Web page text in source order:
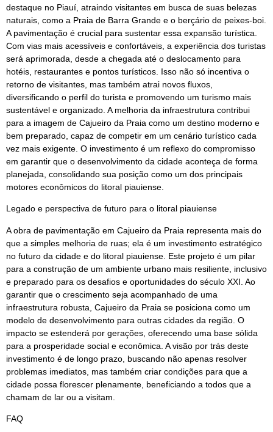
destaque no Piauí, atraindo visitantes em busca de suas belezas
naturais, como a Praia de Barra Grande e o berçário de peixes-boi.
A pavimentação é crucial para sustentar essa expansão turística.
Com vias mais acessíveis e confortáveis, a experiência dos turistas
será aprimorada, desde a chegada até o deslocamento para
hotéis, restaurantes e pontos turísticos. Isso não só incentiva o
retorno de visitantes, mas também atrai novos fluxos,
diversificando o perfil do turista e promovendo um turismo mais
sustentável e organizado. A melhoria da infraestrutura contribui
para a imagem de Cajueiro da Praia como um destino moderno e
bem preparado, capaz de competir em um cenário turístico cada
vez mais exigente. O investimento é um reflexo do compromisso
em garantir que o desenvolvimento da cidade aconteça de forma
planejada, consolidando sua posição como um dos principais
motores econômicos do litoral piauiense.
Legado e perspectiva de futuro para o litoral piauiense
A obra de pavimentação em Cajueiro da Praia representa mais do
que a simples melhoria de ruas; ela é um investimento estratégico
no futuro da cidade e do litoral piauiense. Este projeto é um pilar
para a construção de um ambiente urbano mais resiliente, inclusivo
e preparado para os desafios e oportunidades do século XXI. Ao
garantir que o crescimento seja acompanhado de uma
infraestrutura robusta, Cajueiro da Praia se posiciona como um
modelo de desenvolvimento para outras cidades da região. O
impacto se estenderá por gerações, oferecendo uma base sólida
para a prosperidade social e econômica. A visão por trás deste
investimento é de longo prazo, buscando não apenas resolver
problemas imediatos, mas também criar condições para que a
cidade possa florescer plenamente, beneficiando a todos que a
chamam de lar ou a visitam.
FAQ